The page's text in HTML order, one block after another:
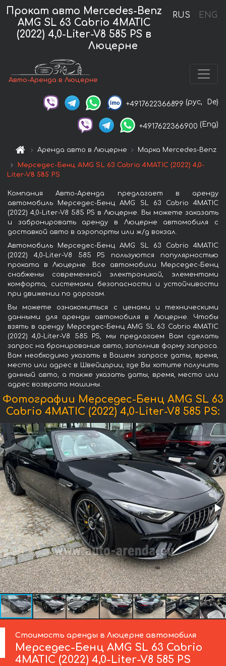
RUS ENG
Прокат авто Mercedes-Benz
AMG SL 63 Cabrio 4MATIC
(2022) 4,0-Liter-V8 585 PS в
Люцерне
Авто-Аренда в Люцерне
+4917622366899 (рус, De)
+4917622366900 (Eng)
Аренда авто в Люцерне Марка Mercedes-Benz
Мерседес-Бенц AMG SL 63 Cabrio 4MATIC (2022) 4,0-
Liter-V8 585 PS
Компания Авто-Аренда предлагает в аренду
автомобиль Мерседес-Бенц AMG SL 63 Cabrio 4MATIC
(2022) 4,0-Liter-V8 585 PS в Люцерне. Вы можете заказать
и забронировать аренду в Люцерне автомобиля с
доставкой авто в аэропорты или ж/д вокзал.
Автомобиль Мерседес-Бенц AMG SL 63 Cabrio 4MATIC
(2022) 4,0-Liter-V8 585 PS пользуются популярностью
проката в Люцерне. Все автомобили Мерседес-Бенц
снабжены современной электроникой, элементами
комфорта, системами безопасности и устойчивости
при движении по дорогам.
Вы можете ознакомиться с ценами и техническими
данными для аренды автомобиля в Люцерне. Чтобы
взять в аренду Мерседес-Бенц AMG SL 63 Cabrio 4MATIC
(2022) 4,0-Liter-V8 585 PS, мы предлагаем Вам сделать
запрос на бронирование авто, заполнив форму запроса.
Вам необходимо указать в Вашем запросе даты, время,
место или адрес в Швейцарии, где Вы хотите получить
данный авто, а также указать даты, время, место или
адрес возврата машины.
Фотографии Мерседес-Бенц AMG SL 63
Cabrio 4MATIC (2022) 4,0-Liter-V8 585 PS:
Стоимость аренды в Люцерне автомобиля
Мерседес-Бенц AMG SL 63 Cabrio
4MATIC (2022) 4,0-Liter-V8 585 PS